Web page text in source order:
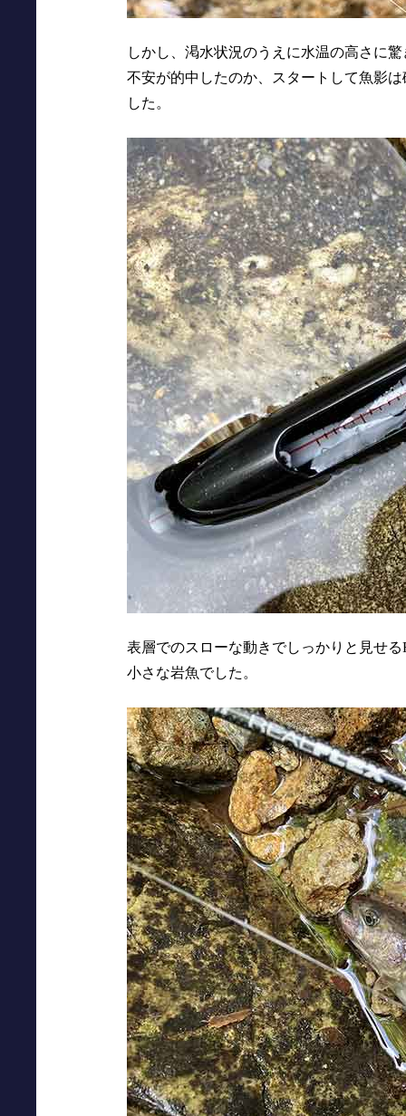
しかし、渇水状況のうえに水温の高さに
不安が的中したのか、スタートして魚影
した。
表層でのスローな動きでしっかりと見せ
小さな岩魚でした。